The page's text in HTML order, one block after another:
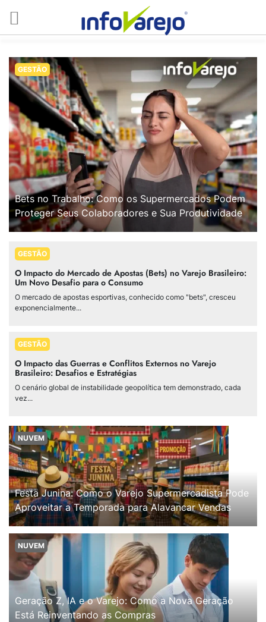
GESTÃO
Bets no Trabalho: Como os Supermercados Podem
Proteger Seus Colaboradores e Sua Produtividade
GESTÃO
O Impacto do Mercado de Apostas (Bets) no Varejo Brasileiro:
Um Novo Desafio para o Consumo
O mercado de apostas esportivas, conhecido como "bets", cresceu
exponencialmente...
GESTÃO
O Impacto das Guerras e Conflitos Externos no Varejo
Brasileiro: Desafios e Estratégias
O cenário global de instabilidade geopolítica tem demonstrado, cada
vez...
NUVEM
Festa Junina: Como o Varejo Supermercadista Pode
Aproveitar a Temporada para Alavancar Vendas
NUVEM
Geração Z, IA e o Varejo: Como a Nova Geração
Está Reinventando as Compras